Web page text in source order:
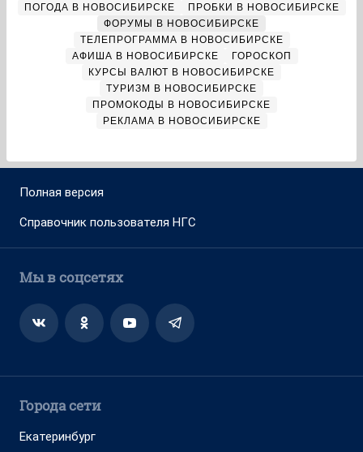
ПОГОДА В НОВОСИБИРСКЕ
ПРОБКИ В НОВОСИБИРСКЕ
ФОРУМЫ В НОВОСИБИРСКЕ
ТЕЛЕПРОГРАММА В НОВОСИБИРСКЕ
АФИША В НОВОСИБИРСКЕ
ГОРОСКОП
КУРСЫ ВАЛЮТ В НОВОСИБИРСКЕ
ТУРИЗМ В НОВОСИБИРСКЕ
ПРОМОКОДЫ В НОВОСИБИРСКЕ
РЕКЛАМА В НОВОСИБИРСКЕ
Полная версия
Справочник пользователя НГС
Мы в соцсетях
Города сети
Екатеринбург